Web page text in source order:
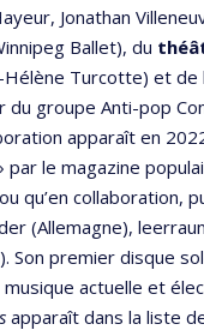
Jonathan
Ballet), du
Hélène Turcotte) et de
du groupe Anti-pop
apparaît en
le magazine
qu’en collaboration,
(Allemagne),
Son premier disque
actuelle et
apparaît dans la liste